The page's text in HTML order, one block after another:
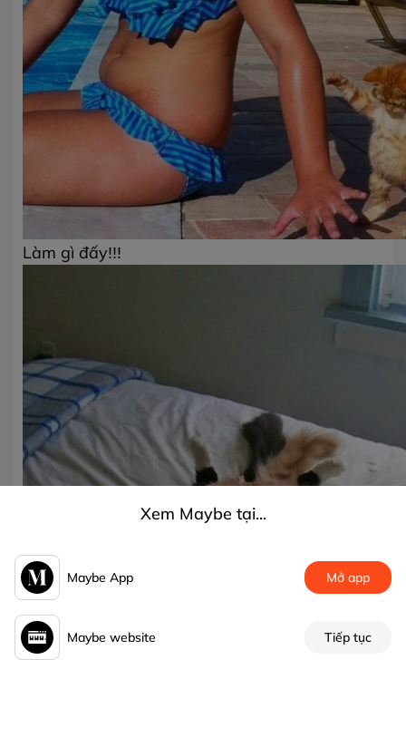
Làm gì đấy!!!
Xem Maybe tại...
Maybe App Mở app
Maybe website Tiếp tục